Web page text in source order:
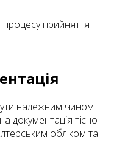
процесу прийняття
належним чином
документація тісно
обліком та